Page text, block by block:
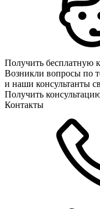
Получить бесплатную
Возникли вопросы по
и наши консультанты
Получить
Контакты